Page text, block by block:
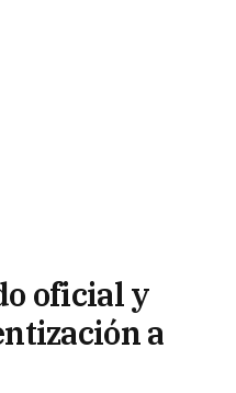
oficial y
a